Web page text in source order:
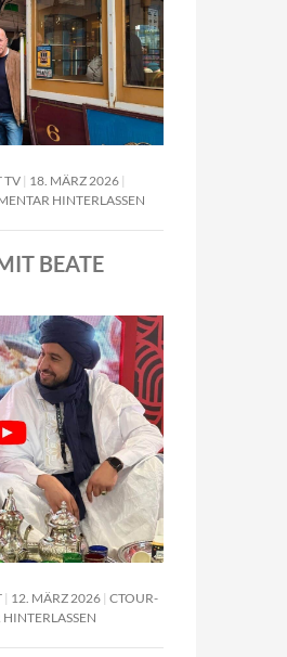
TV
18. MÄRZ 2026
HINTERLASSEN
BEATE
12. MÄRZ 2026 CTOUR-